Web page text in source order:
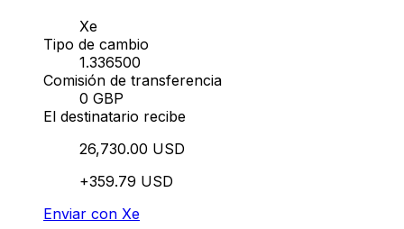
Xe
Tipo de cambio
1.336500
Comisión de transferencia
0 GBP
El destinatario recibe
26,730.00 USD
+359.79 USD
Enviar con Xe